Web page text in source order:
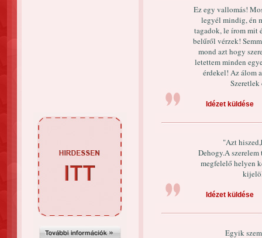
Ez egy vallomás!
legyél mindig, én
tagadok, le írom mit
belűről vérzek!
mond azt hogy
letettem minden
érdekel! Az álom
Szeretlek
Idézet küldése
"Azt
Dehogy.A szerelem
megfelelő helyen
Idézet küldése
Egyik